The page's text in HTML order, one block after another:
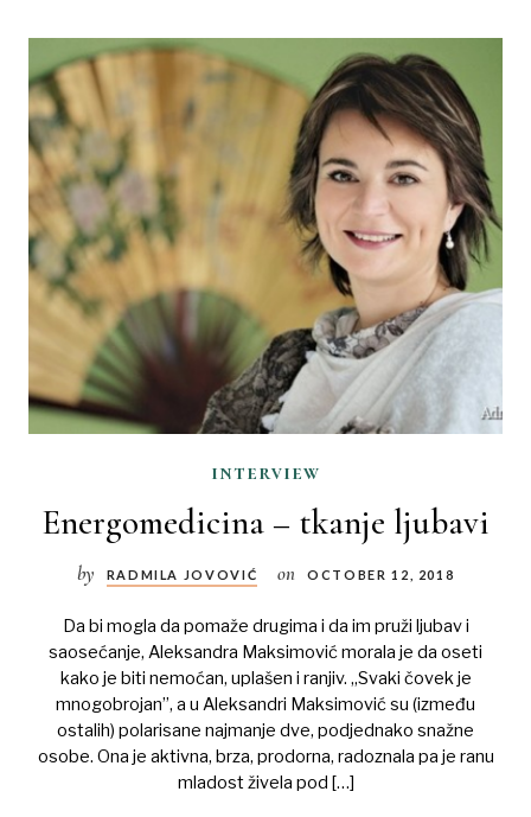
interview
Energomedicina – tkanje ljubavi
by RADMILA JOVOVIĆ on OCTOBER 12, 2018
Da bi mogla da pomaže drugima i da im pruži ljubav i
saosećanje, Aleksandra Maksimović morala je da oseti
kako je biti nemoćan, uplašen i ranjiv. „Svaki čovek je
mnogobrojan”, a u Aleksandri Maksimović su (između
ostalih) polarisane najmanje dve, podjednako snažne
osobe. Ona je aktivna, brza, prodorna, radoznala pa je ranu
mladost živela pod […]